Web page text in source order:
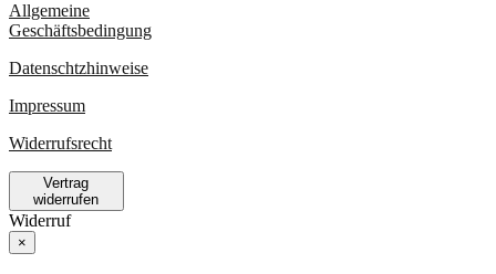
Allgemeine
Geschäftsbedingung
Datenschtzhinweise
Impressum
Widerrufsrecht
Vertrag
widerrufen
Widerruf
×